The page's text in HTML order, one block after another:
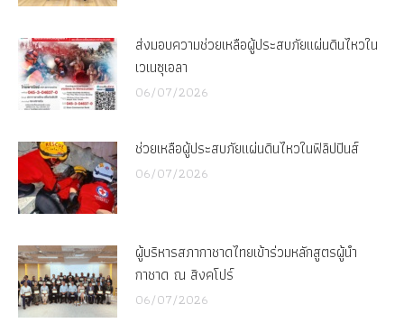
ส่งมอบความช่วยเหลือผู้ประสบภัยแผ่นดินไหวใน
เวเนซุเอลา
06/07/2026
ช่วยเหลือผู้ประสบภัยแผ่นดินไหวในฟิลิปปินส์
06/07/2026
ผู้บริหารสภากาชาดไทยเข้าร่วมหลักสูตรผู้นำ
กาชาด ณ สิงคโปร์
06/07/2026